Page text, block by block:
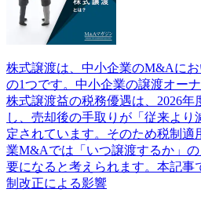
株式譲渡は、中小企業のM&Aに
の1つです。中小企業の譲渡オー
株式譲渡益の税務優遇は、2026
し、売却後の手取りが「従来より
定されています。そのため税制適
業M&Aでは「いつ譲渡するか」
要になると考えられます。本記事
制改正による影響